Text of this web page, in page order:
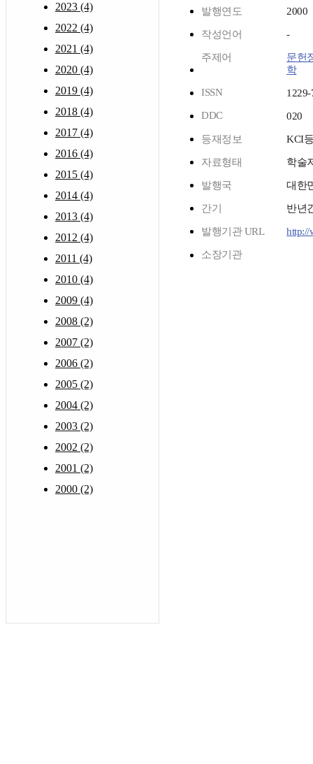
2023 (4)
2022 (4)
2021 (4)
2020 (4)
2019 (4)
2018 (4)
2017 (4)
2016 (4)
2015 (4)
2014 (4)
2013 (4)
2012 (4)
2011 (4)
2010 (4)
2009 (4)
2008 (2)
2007 (2)
2006 (2)
2005 (2)
2004 (2)
2003 (2)
2002 (2)
2001 (2)
2000 (2)
발행연도 2000
작성언어 -
주제어
문헌
학
ISSN
1229-
DDC
020
등재정보 KCI
자료형태 학술
발행국 대한
간기 반년
발행기관 URL http://
소장기관